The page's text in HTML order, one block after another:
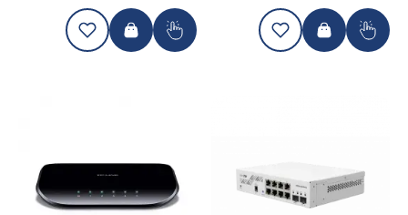
kommutator
RJ45 porti (16 port PoE+)
va 2 kombinatsiyalangan
gigabit RJ45/SFP portlari